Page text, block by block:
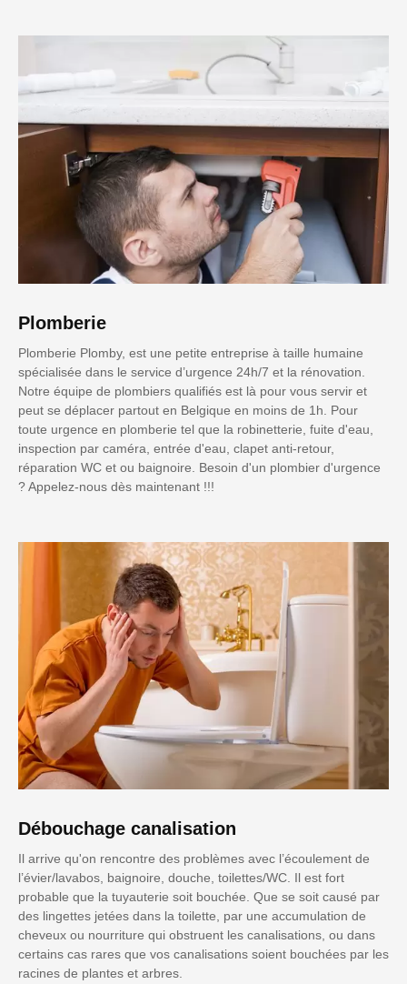
Plomberie
Plomberie Plomby, est une petite entreprise à taille humaine
spécialisée dans le service d’urgence 24h/7 et la rénovation.
Notre équipe de plombiers qualifiés est là pour vous servir et
peut se déplacer partout en Belgique en moins de 1h. Pour
toute urgence en plomberie tel que la robinetterie, fuite d'eau,
inspection par caméra, entrée d'eau, clapet anti-retour,
réparation WC et ou baignoire. Besoin d'un plombier d'urgence
? Appelez-nous dès maintenant !!!
Débouchage canalisation
Il arrive qu'on rencontre des problèmes avec l’écoulement de
l’évier/lavabos, baignoire, douche, toilettes/WC. Il est fort
probable que la tuyauterie soit bouchée. Que se soit causé par
des lingettes jetées dans la toilette, par une accumulation de
cheveux ou nourriture qui obstruent les canalisations, ou dans
certains cas rares que vos canalisations soient bouchées par les
racines de plantes et arbres.